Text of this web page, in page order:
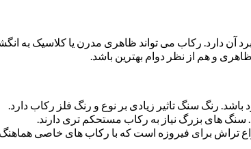
آن دارد. رکاب می تواند ظاهری مدرن یا کلاسیک به
و هم از نظر دوام بهترین باشد.
رنگ سنگ تاثیر زیادی بر نوع و رنگ فلز رکاب دارد.
های بزرگ نیاز به رکاب مستحکم تری دارند.
تراش برای فیروزه است که با رکاب های خاصی